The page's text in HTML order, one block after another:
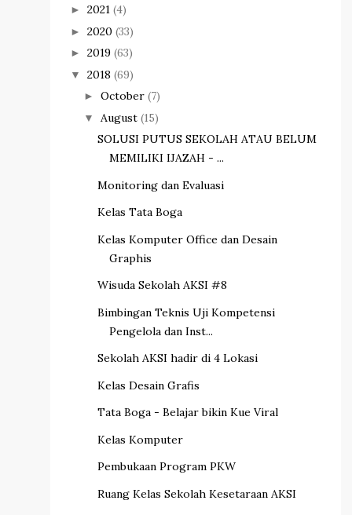
► 2021 (4)
► 2020 (33)
► 2019 (63)
▼ 2018 (69)
► October (7)
▼ August (15)
SOLUSI PUTUS SEKOLAH ATAU BELUM
MEMILIKI IJAZAH - ...
Monitoring dan Evaluasi
Kelas Tata Boga
Kelas Komputer Office dan Desain
Graphis
Wisuda Sekolah AKSI #8
Bimbingan Teknis Uji Kompetensi
Pengelola dan Inst...
Sekolah AKSI hadir di 4 Lokasi
Kelas Desain Grafis
Tata Boga - Belajar bikin Kue Viral
Kelas Komputer
Pembukaan Program PKW
Ruang Kelas Sekolah Kesetaraan AKSI